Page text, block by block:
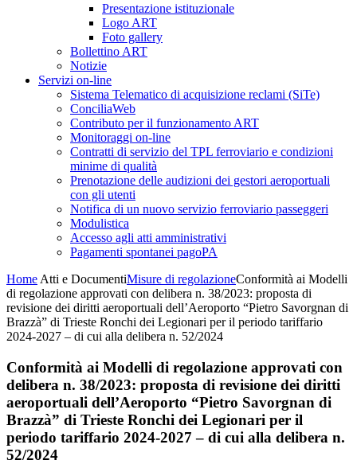
Presentazione istituzionale
Logo ART
Foto gallery
Bollettino ART
Notizie
Servizi on-line
Sistema Telematico di acquisizione reclami (SiTe)
ConciliaWeb
Contributo per il funzionamento ART
Monitoraggi on-line
Contratti di servizio del TPL ferroviario e condizioni
minime di qualità
Prenotazione delle audizioni dei gestori aeroportuali
con gli utenti
Notifica di un nuovo servizio ferroviario passeggeri
Modulistica
Accesso agli atti amministrativi
Pagamenti spontanei pagoPA
Home Atti e DocumentiMisure di regolazioneConformità ai Modelli
di regolazione approvati con delibera n. 38/2023: proposta di
revisione dei diritti aeroportuali dell’Aeroporto “Pietro Savorgnan di
Brazzà” di Trieste Ronchi dei Legionari per il periodo tariffario
2024-2027 – di cui alla delibera n. 52/2024
Conformità ai Modelli di regolazione approvati con
delibera n. 38/2023: proposta di revisione dei diritti
aeroportuali dell’Aeroporto “Pietro Savorgnan di
Brazzà” di Trieste Ronchi dei Legionari per il
periodo tariffario 2024-2027 – di cui alla delibera n.
52/2024